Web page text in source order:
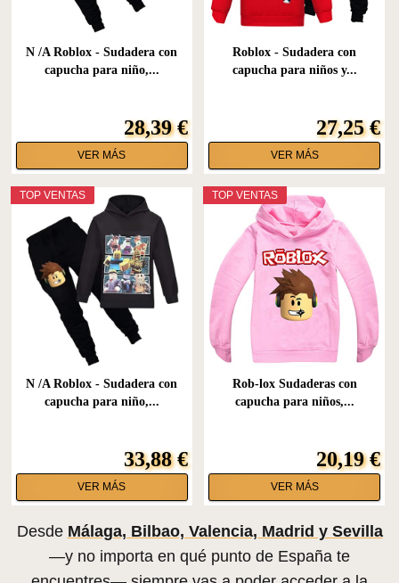
N /A Roblox - Sudadera con
capucha para niño,...
28,39 €
VER MÁS
Roblox - Sudadera con
capucha para niños y...
27,25 €
VER MÁS
TOP VENTAS
N /A Roblox - Sudadera con
capucha para niño,...
33,88 €
VER MÁS
TOP VENTAS
Rob-lox Sudaderas con
capucha para niños,...
20,19 €
VER MÁS
Desde Málaga, Bilbao, Valencia, Madrid y Sevilla
—y no importa en qué punto de España te